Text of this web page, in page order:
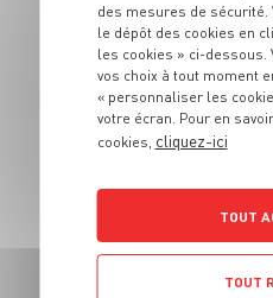
PLAT
Pitas au
4 pers. 10
des mesures de sécurité.
le dépôt des cookies en
les cookies » ci-dessous.
vos choix à tout moment
« personnaliser les
votre écran. Pour en
cookies, cliquez-ici
TOUT
TOUT